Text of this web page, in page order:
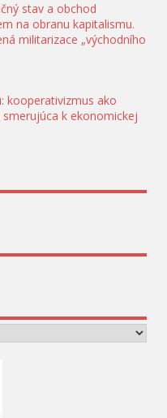
stav a obchod
na obranu kapitalismu.
militarizace „východního
kooperativizmus ako
k ekonomickej